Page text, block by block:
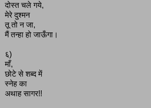
दोस्त चले गये,
मेरे दुश्मन
तू तो न जा,
मैं तन्हा हो जाऊँगा।
६)
माँ,
छोटे से शब्द में
स्नेह का
अथाह सागर!!